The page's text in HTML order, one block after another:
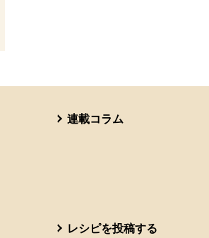
連載コラム
レシピを投稿する